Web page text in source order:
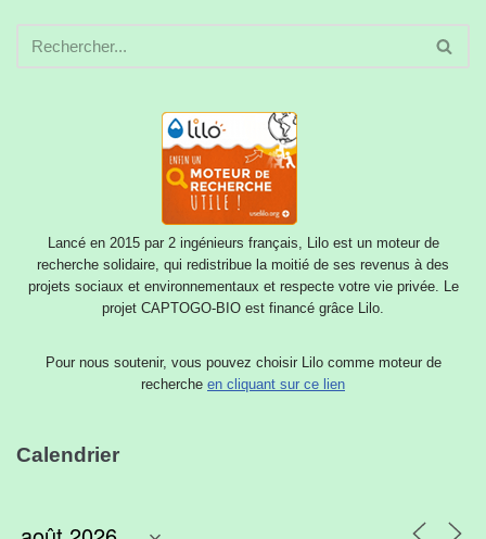
Lancé en 2015 par 2 ingénieurs français, Lilo est un moteur de
recherche solidaire, qui redistribue la moitié de ses revenus à des
projets sociaux et environnementaux et respecte votre vie privée. Le
projet CAPTOGO-BIO est financé grâce Lilo.
Pour nous soutenir, vous pouvez choisir Lilo comme moteur de
recherche en cliquant sur ce lien
Calendrier